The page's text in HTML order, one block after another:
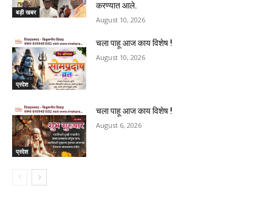
बड़ी खबर
करण्यात आले.
August 10, 2026
प्रदेश
चला पाहू आज काय विशेष !
August 10, 2026
प्रदेश
चला पाहू आज काय विशेष !
August 6, 2026